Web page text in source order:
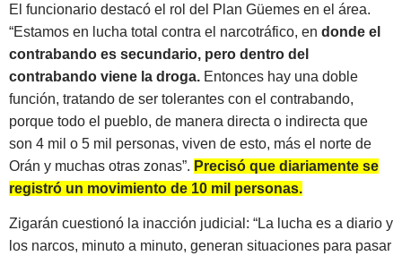
El funcionario destacó el rol del Plan Güemes en el área.
“Estamos en lucha total contra el narcotráfico, en donde el
contrabando es secundario, pero dentro del
contrabando viene la droga. Entonces hay una doble
función, tratando de ser tolerantes con el contrabando,
porque todo el pueblo, de manera directa o indirecta que
son 4 mil o 5 mil personas, viven de esto, más el norte de
Orán y muchas otras zonas”. Precisó que diariamente se
registró un movimiento de 10 mil personas.
Zigarán cuestionó la inacción judicial: “La lucha es a diario y
los narcos, minuto a minuto, generan situaciones para pasar